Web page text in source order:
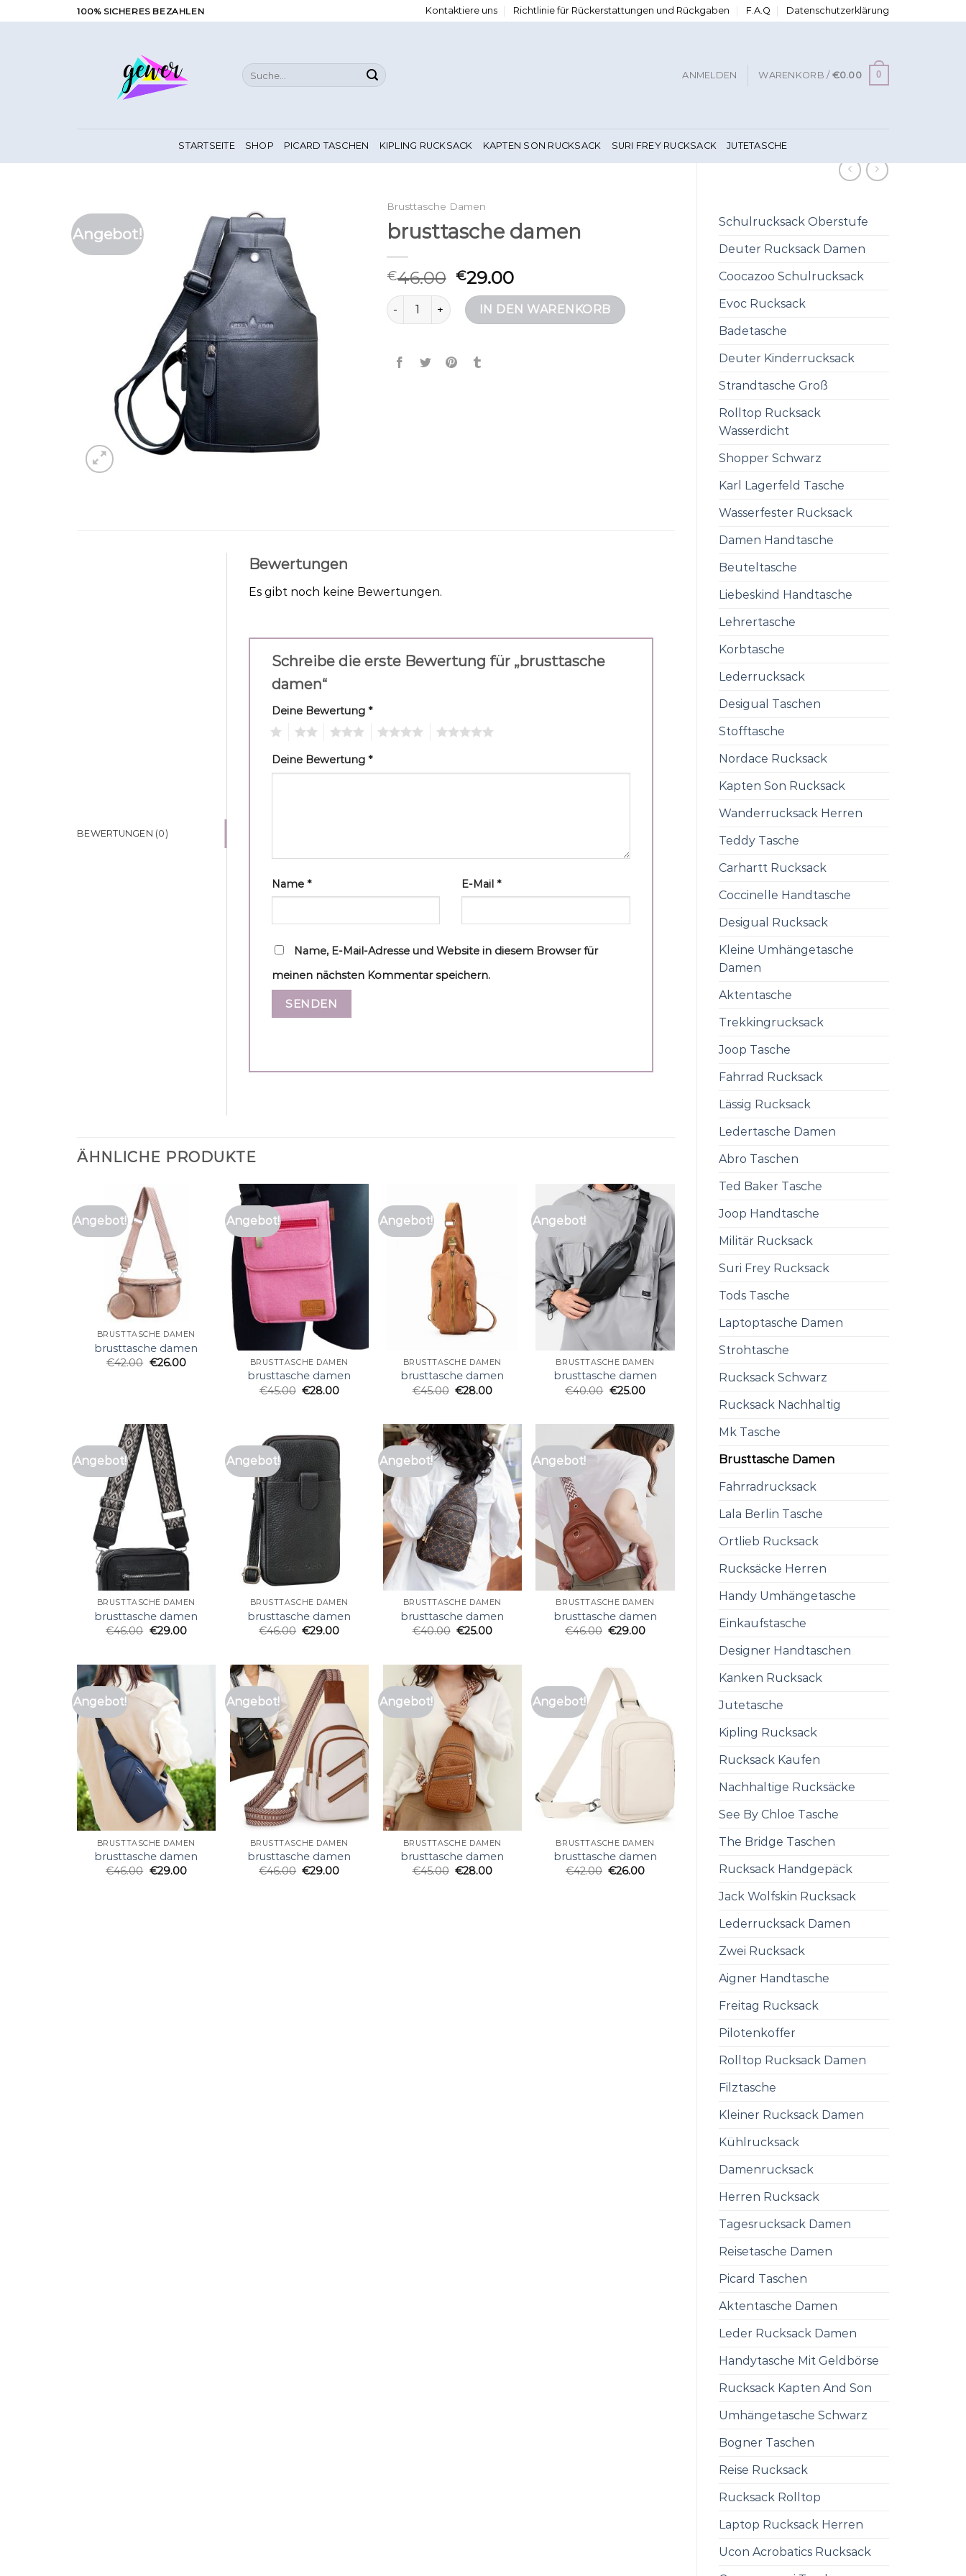
Inhalt
100% SICHERES BEZAHLEN Kontaktiere uns Richtlinie für Rückerstattungen und Rückgaben F.A.Q Datenschutzerklärung
Suche
nach:
ANMELDEN WARENKORB / €0.00 0
STARTSEITE SHOP PICARD TASCHEN KIPLING RUCKSACK KAPTEN SON RUCKSACK SURI FREY RUCKSACK JUTETASCHE
Schulrucksack Oberstufe
Deuter Rucksack Damen
Coocazoo Schulrucksack
Evoc Rucksack
Badetasche
Deuter Kinderrucksack
Strandtasche Groß
Rolltop Rucksack
Wasserdicht
Shopper Schwarz
Karl Lagerfeld Tasche
Wasserfester Rucksack
Damen Handtasche
Beuteltasche
Liebeskind Handtasche
Lehrertasche
Korbtasche
Lederrucksack
Desigual Taschen
Stofftasche
Nordace Rucksack
Kapten Son Rucksack
Wanderrucksack Herren
Teddy Tasche
Carhartt Rucksack
Coccinelle Handtasche
Desigual Rucksack
Kleine Umhängetasche
Damen
Aktentasche
Trekkingrucksack
Joop Tasche
Fahrrad Rucksack
Lässig Rucksack
Ledertasche Damen
Abro Taschen
Ted Baker Tasche
Joop Handtasche
Militär Rucksack
Suri Frey Rucksack
Tods Tasche
Laptoptasche Damen
Strohtasche
Rucksack Schwarz
Rucksack Nachhaltig
Mk Tasche
Brusttasche Damen
Fahrradrucksack
Lala Berlin Tasche
Ortlieb Rucksack
Rucksäcke Herren
Handy Umhängetasche
Einkaufstasche
Designer Handtaschen
Kanken Rucksack
Jutetasche
Kipling Rucksack
Rucksack Kaufen
Nachhaltige Rucksäcke
See By Chloe Tasche
The Bridge Taschen
Rucksack Handgepäck
Jack Wolfskin Rucksack
Lederrucksack Damen
Zwei Rucksack
Aigner Handtasche
Freitag Rucksack
Pilotenkoffer
Rolltop Rucksack Damen
Filztasche
Kleiner Rucksack Damen
Kühlrucksack
Damenrucksack
Herren Rucksack
Tagesrucksack Damen
Reisetasche Damen
Picard Taschen
Aktentasche Damen
Leder Rucksack Damen
Handytasche Mit Geldbörse
Rucksack Kapten And Son
Umhängetasche Schwarz
Bogner Taschen
Reise Rucksack
Rucksack Rolltop
Laptop Rucksack Herren
Ucon Acrobatics Rucksack
Angebot!
Brusttasche Damen
brusttasche damen
€46.00 €29.00
brusttasche damen MengeIN DEN WARENKORB
BEWERTUNGEN (0)
Bewertungen
Es gibt noch keine Bewertungen.
Schreibe die erste Bewertung für „brusttasche
damen“
Deine Bewertung *
Deine Bewertung *
Name * E-Mail*
Name, E-Mail-Adresse und Website in diesem Browser für
meinen nächsten Kommentar speichern.
ÄHNLICHE PRODUKTE
Angebot!
BRUSTTASCHE DAMEN
brusttasche damen
€42.00 €26.00
Angebot!
BRUSTTASCHE DAMEN
brusttasche damen
€45.00 €28.00
Angebot!
BRUSTTASCHE DAMEN
brusttasche damen
€45.00 €28.00
Angebot!
BRUSTTASCHE DAMEN
brusttasche damen
€40.00 €25.00
Angebot!
BRUSTTASCHE DAMEN
brusttasche damen
€46.00 €29.00
Angebot!
BRUSTTASCHE DAMEN
brusttasche damen
€46.00 €29.00
Angebot!
BRUSTTASCHE DAMEN
brusttasche damen
€40.00 €25.00
Angebot!
BRUSTTASCHE DAMEN
brusttasche damen
€46.00 €29.00
Angebot!
BRUSTTASCHE DAMEN
brusttasche damen
€46.00 €29.00
Angebot!
BRUSTTASCHE DAMEN
brusttasche damen
€46.00 €29.00
Angebot!
BRUSTTASCHE DAMEN
brusttasche damen
€45.00 €28.00
Angebot!
BRUSTTASCHE DAMEN
brusttasche damen
€42.00 €26.00